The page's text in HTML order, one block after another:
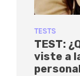
TESTS
TEST:
viste a